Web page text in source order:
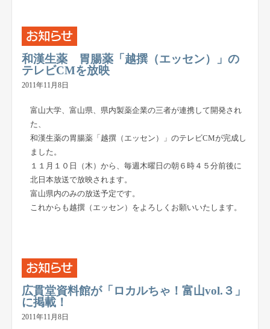
和漢生薬 胃腸薬「越撰（エッセン）」の
テレビCMを放映
2011年11月8日
富山大学、富山県、県内製薬企業の三者が連携して開発され
た、
和漢生薬の胃腸薬「越撰（エッセン）」のテレビCMが完成し
ました。
１１月１０日（木）から、毎週木曜日の朝６時４５分前後に
北日本放送で放映されます。
富山県内のみの放送予定です。
これからも越撰（エッセン）をよろしくお願いいたします。
広貫堂資料館が「ロカルちゃ！富山vol.３」
に掲載！
2011年11月8日